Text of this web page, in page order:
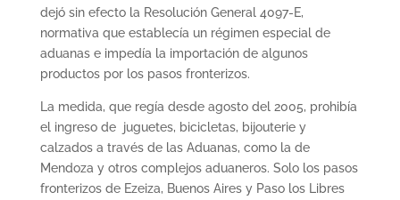
dejó sin efecto la Resolución General 4097-E,
normativa que establecía un régimen especial de
aduanas e impedía la importación de algunos
productos por los pasos fronterizos.
La medida, que regía desde agosto del 2005, prohibía
el ingreso de juguetes, bicicletas, bijouterie y
calzados a través de las Aduanas, como la de
Mendoza y otros complejos aduaneros. Solo los pasos
fronterizos de Ezeiza, Buenos Aires y Paso los Libres